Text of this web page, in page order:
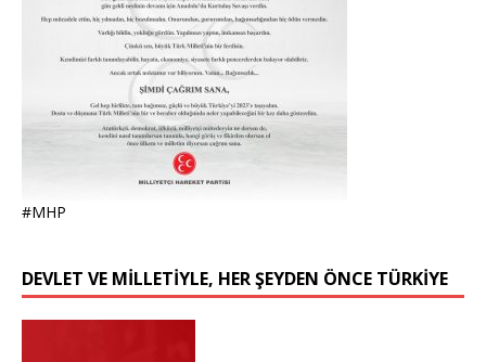
#MHP
DEVLET VE MİLLETİYLE, HER ŞEYDEN ÖNCE TÜRKİYE